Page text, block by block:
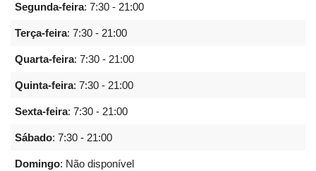
Segunda-feira: 7:30 - 21:00
Terça-feira: 7:30 - 21:00
Quarta-feira: 7:30 - 21:00
Quinta-feira: 7:30 - 21:00
Sexta-feira: 7:30 - 21:00
Sábado: 7:30 - 21:00
Domingo: Não disponível